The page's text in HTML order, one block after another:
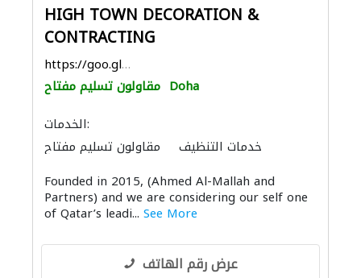
HIGH TOWN DECORATION &
CONTRACTING
https://goo.gl/maps/bGCbp8W7QBC6EE6C6
مقاولون تسليم مفتاح Doha
الخدمات:
مقاولون تسليم مفتاح
خدمات التنظيف
الأثاث والمفروشات المنزلية الأثاث المكتبي
الاكسسوارات ميكانيكيون الديكور الداخلي
Founded in 2015, (Ahmed Al-Mallah and
Partners) and we are considering our self one
of Qatar’s leadi... See More
عرض رقم الهاتف